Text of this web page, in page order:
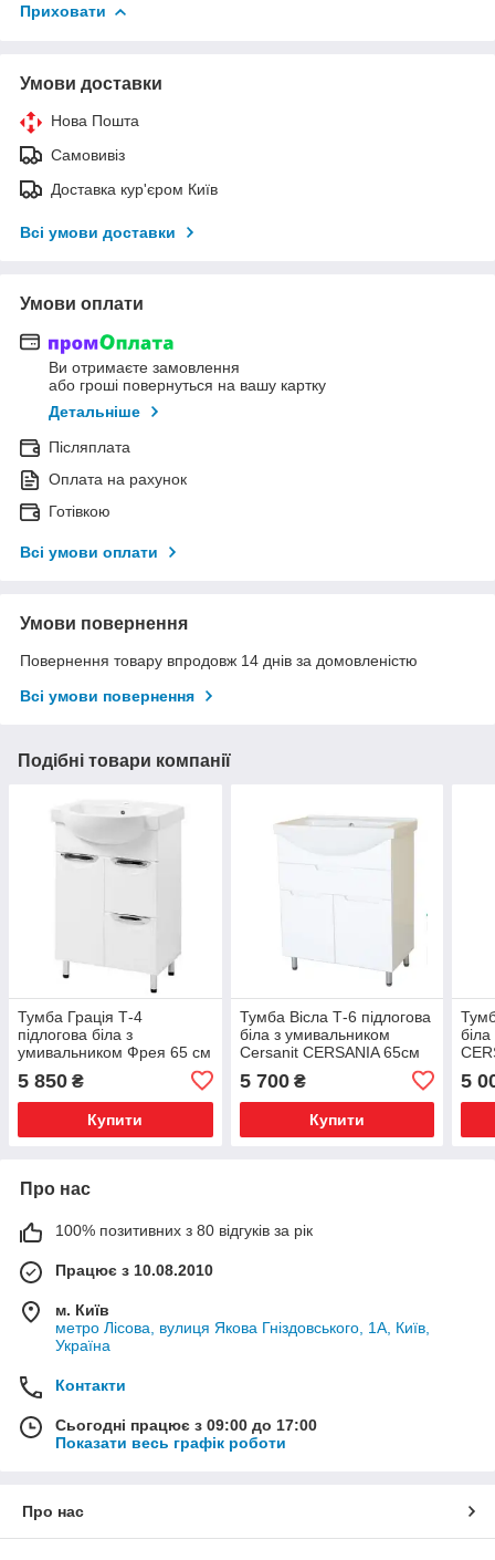
Приховати
Умови доставки
Нова Пошта
Самовивіз
Доставка кур'єром Київ
Всі умови доставки
Умови оплати
Ви отримаєте замовлення
або гроші повернуться на вашу картку
Детальніше
Післяплата
Оплата на рахунок
Готівкою
Всі умови оплати
Умови повернення
Повернення товару впродовж 14 днів за домовленістю
Всі умови повернення
Подібні товари компанії
Тумба Грація Т-4
підлогова біла з
умивальником Фрея 65 см
5 850 ₴
Купити
Тумба Вісла Т-6 підлогова
біла з умивальником
Cersanit CERSANIA 65см
5 700₴
Купити
5
Про нас
100% позитивних з 80 відгуків за рік
Працює з 10.08.2010
м. Київ
метро Лісова, вулиця Якова Гніздовського, 1А, Київ,
Україна
Контакти
Сьогодні працює з 09:00 до 17:00
Показати весь графік роботи
Про нас